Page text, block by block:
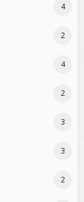
4
2
4
2
3
3
2